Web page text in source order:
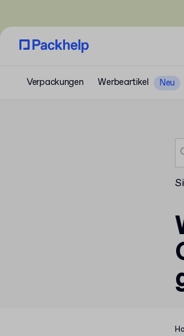
Verpackungen Werbeartikel Neu